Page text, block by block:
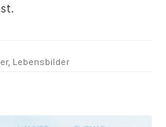
, Lebensbilder